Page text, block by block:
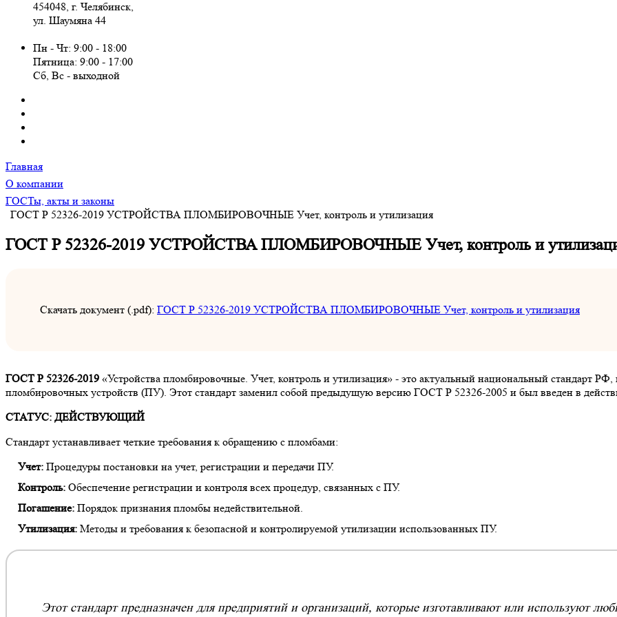
454048, г. Челябинск,
ул. Шаумяна 44
Пн - Чт: 9:00 - 18:00
Пятница: 9:00 - 17:00
Сб, Вc - выходной
Главная
О компании
ГОСТы, акты и законы
ГОСТ Р 52326-2019 УСТРОЙСТВА ПЛОМБИРОВОЧНЫЕ Учет, контроль и утилизация
ГОСТ Р 52326-2019 УСТРОЙСТВА ПЛОМБИРОВОЧНЫЕ Учет, контроль и
Скачать документ (.pdf): ГОСТ Р 52326-2019 УСТРОЙСТВА ПЛОМБИРОВОЧНЫЕ Учет, контроль и утилизация
ГОСТ Р 52326-2019 «Устройства пломбировочные. Учет, контроль и утилизация» - это актуальный национальный стандарт
пломбировочных устройств (ПУ). Этот стандарт заменил собой предыдущую версию ГОСТ Р 52326-2005 и был введен в
СТАТУС: ДЕЙСТВУЮЩИЙ
Стандарт устанавливает четкие требования к обращению с пломбами:
Учет: Процедуры постановки на учет, регистрации и передачи ПУ.
Контроль: Обеспечение регистрации и контроля всех процедур, связанных с ПУ.
Погашение: Порядок признания пломбы недействительной.
Утилизация: Методы и требования к безопасной и контролируемой утилизации использованных ПУ.
Этот стандарт предназначен для предприятий и организаций, которые изготавливают или используют